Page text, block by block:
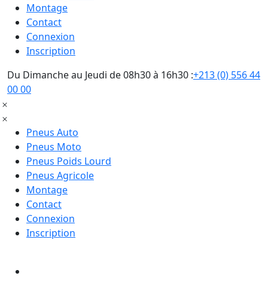
Montage
Contact
Connexion
Inscription
Du Dimanche au Jeudi de 08h30 à 16h30 :+213 (0) 556 44
00 00
Pneus Auto
Pneus Moto
Pneus Poids Lourd
Pneus Agricole
Montage
Contact
Connexion
Inscription